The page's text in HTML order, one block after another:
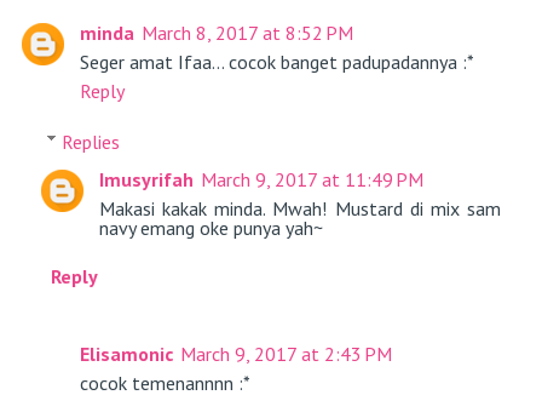
minda March 8, 2017 at 8:52 PM
Seger amat Ifaa... cocok banget padupadannya :*
Reply
Replies
Imusyrifah March 9, 2017 at 11:49 PM
Makasi kakak minda. Mwah! Mustard di mix sam
navy emang oke punya yah~
Reply
Elisamonic March 9, 2017 at 2:43 PM
cocok temenannnn :*